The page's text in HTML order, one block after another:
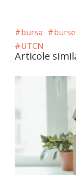
bursa burse
UTCN
Articole